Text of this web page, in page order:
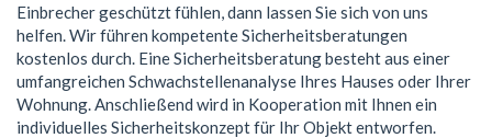
Einbrecher geschützt fühlen, dann lassen Sie sich von uns
helfen. Wir führen kompetente Sicherheitsberatungen
kostenlos durch. Eine Sicherheitsberatung besteht aus einer
umfangreichen Schwachstellenanalyse Ihres Hauses oder Ihrer
Wohnung. Anschließend wird in Kooperation mit Ihnen ein
individuelles Sicherheitskonzept für Ihr Objekt entworfen.